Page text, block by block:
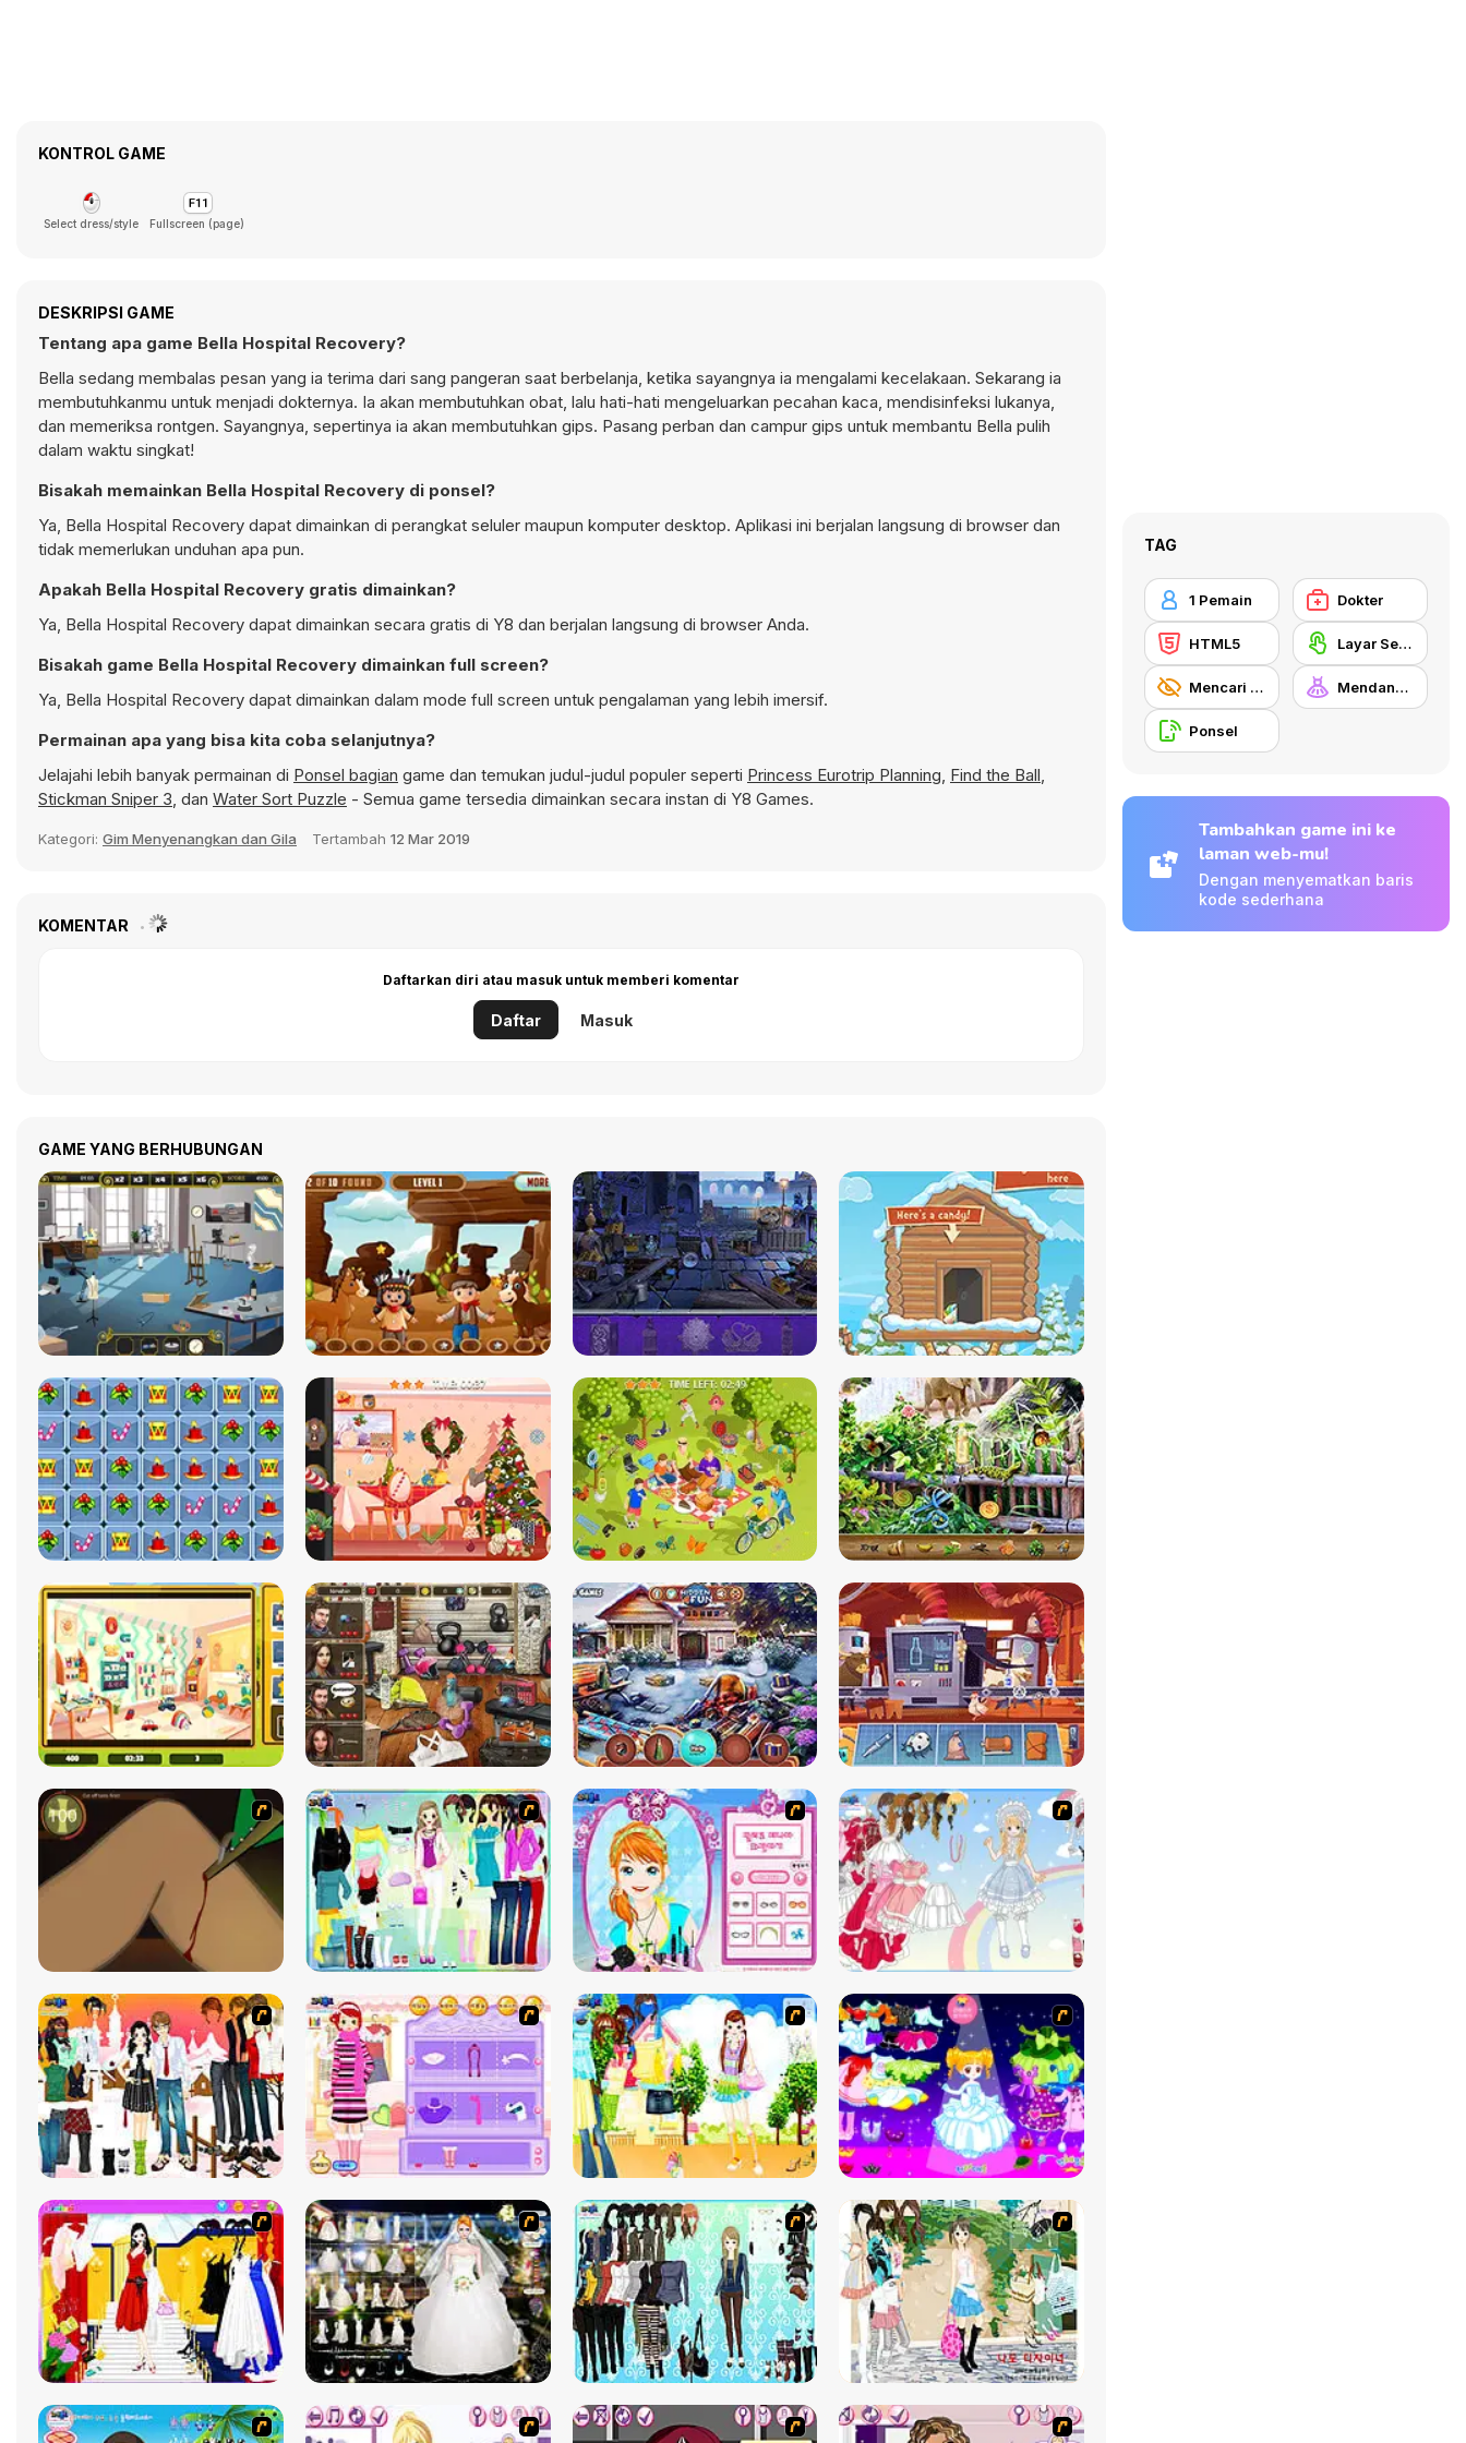
KONTROL GAME
Select dress/style Fullscreen (page)
DESKRIPSI GAME
Tentang apa game Bella Hospital Recovery?
Bella sedang membalas pesan yang ia terima dari sang pangeran saat berbelanja, ketika sayangnya ia mengalami kecelakaan. Sekarang ia
membutuhkanmu untuk menjadi dokternya. Ia akan membutuhkan obat, lalu hati-hati mengeluarkan pecahan kaca, mendisinfeksi lukanya,
dan memeriksa rontgen. Sayangnya, sepertinya ia akan membutuhkan gips. Pasang perban dan campur gips untuk membantu Bella pulih
dalam waktu singkat!
Bisakah memainkan Bella Hospital Recovery di ponsel?
Ya, Bella Hospital Recovery dapat dimainkan di perangkat seluler maupun komputer desktop. Aplikasi ini berjalan langsung di browser dan
tidak memerlukan unduhan apa pun.
Apakah Bella Hospital Recovery gratis dimainkan?
Ya, Bella Hospital Recovery dapat dimainkan secara gratis di Y8 dan berjalan langsung di browser Anda.
Bisakah game Bella Hospital Recovery dimainkan full screen?
Ya, Bella Hospital Recovery dapat dimainkan dalam mode full screen untuk pengalaman yang lebih imersif.
Permainan apa yang bisa kita coba selanjutnya?
Jelajahi lebih banyak permainan di Ponsel bagian game dan temukan judul-judul populer seperti Princess Eurotrip Planning, Find the Ball,
Stickman Sniper 3, dan Water Sort Puzzle - Semua game tersedia dimainkan secara instan di Y8 Games.
Kategori: Gim Menyenangkan dan Gila Tertambah 12 Mar 2019
KOMENTAR
Daftarkan diri atau masuk untuk memberi komentar
Daftar Masuk
GAME YANG BERHUBUNGAN
TAG
1 Pemain Dokter
HTML5 Layar Sentuh
Mencari Benda Mendandani
Ponsel
Tambahkan game ini ke
laman web-mu!
Dengan menyematkan baris
kode sederhana